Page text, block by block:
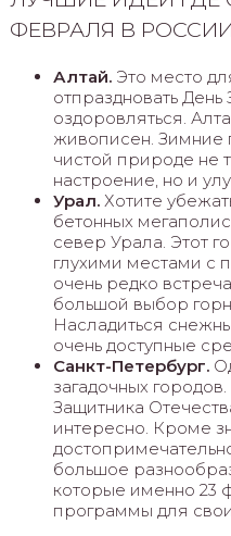
ФЕВРАЛЯ В РОССИИ
Алтай.Это место
отпраздновать
оздоровляться.
живописен. Зимние
чистой природе не
настроение, но и
Урал.Хотите
бетонных
север Урала. Этот
глухими местами с
очень редко
большой выбор
Насладиться
очень доступные
Санкт-Петербург.
загадочных
Защитника
интересно. Кроме
большое
которые именно 23
программы для